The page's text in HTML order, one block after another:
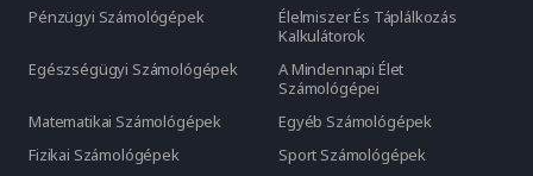
Pénzügyi Számológépek
Élelmiszer És Táplálkozás
Kalkulátorok
Egészségügyi Számológépek
A Mindennapi Élet
Számológépei
Matematikai Számológépek
Egyéb Számológépek
Fizikai Számológépek
Sport Számológépek